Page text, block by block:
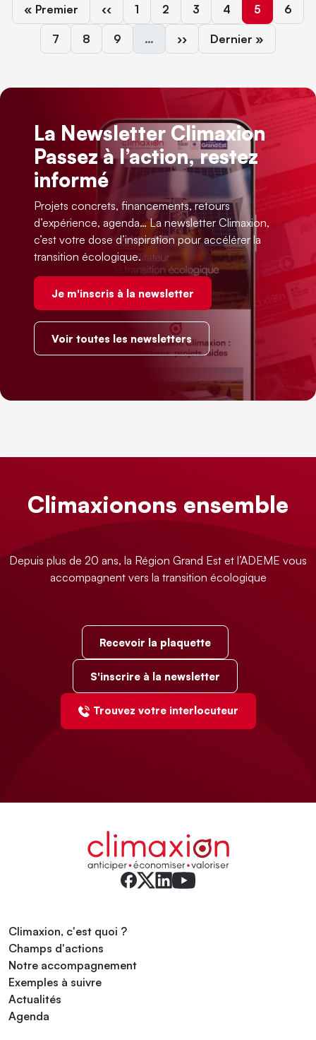
Première page
« Premier Page précédente
‹‹ Page
1 Page
2 Page
3 Page
4 Page
5 Page
6
Page
7 Page
8 Page
9 … Page suivante
›› Dernière page
Dernier »
La Newsletter Climaxion
Passez à l’action, restez
informé
Projets concrets, financements, retours
d’expérience, agenda… La newsletter Climaxion,
c’est votre dose d’inspiration pour accélérer la
transition écologique.
Je m'inscris à la newsletter
Voir toutes les newsletters
Climaxionons ensemble
Depuis plus de 20 ans, la Région Grand Est et l’ADEME vous
accompagnent vers la transition écologique
Recevoir la plaquette
S'inscrire à la newsletter
Trouvez votre interlocuteur
Climaxion, c'est quoi ?
Champs d'actions
Notre accompagnement
Exemples à suivre
Actualités
Agenda